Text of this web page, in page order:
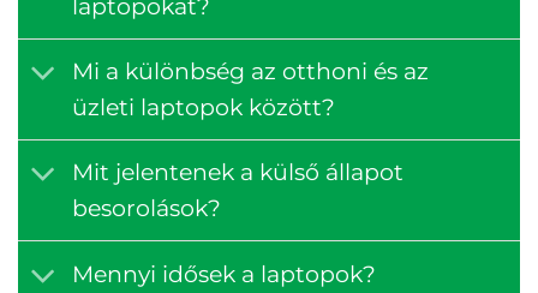
laptopokat?
Mi a különbség az otthoni és az
üzleti laptopok között?
Mit jelentenek a külső állapot
besorolások?
Mennyi idősek a laptopok?